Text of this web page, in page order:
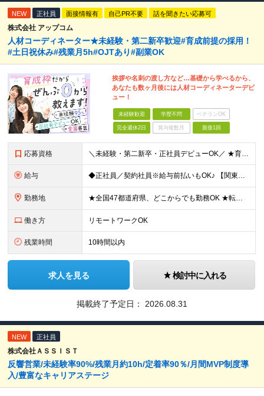
NEW 正社員 面接情報有 自己PR不要 話を聞きたい応募可
株式会社 アップコム
人材コーディネーター★未経験・第二新卒歓迎#育成前提の採用！
#土日祝休み#残業月5h#OJTあり#副業OK
挨拶や名刺の渡し方など…基礎から学べるから、
あなたも数ヶ月後には人材コーディネーターデビ
ュー！
未経験歓迎 学歴不問 ベテランOK
完全週休2日 賞与複数月 面接1回
応募資格 ＼未経験・第二新卒・正社員デビューOK／ ★育成前提の採用を実施中！ ■経歴・ブランク不問 ■学歴不問 ≪≪特別なスキルや経験は必要なし！≫≫ 当社では人柄重視の採用を実施しています。 働く先輩社員
給与 ◆正社員／契約社員※給与前払いもOK♪ 【関東（一都三県）】 月給25万円～ ※固定残業代（月20時間分／月3万2383円）を含む。超過分は別途支給。 ※試用期間中の給与は月給23万円～ 【関東（北
勤務地 ★全国47都道府県、どこからでも勤務OK ★転勤なし！腰を据えて活躍◎ ★マイカー通勤OK（拠点による） ★業務に慣れたら、ゆくゆくはリモート併用やフルリモートも可能 全国のお客様先にて勤務していた
働き方 リモートワークOK
残業時間 10時間以内
求人を見る 検討中に入れる
掲載終了予定日： 2026.08.31
NEW 正社員
株式会社ＡＳＳＩＳＴ
反響営業/未経験率90%/残業月約10h/定着率90％/月間MVP制度導
入/豊富なキャリアステージ